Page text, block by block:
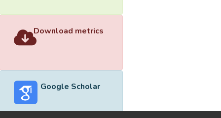
Download metrics
Google Scholar